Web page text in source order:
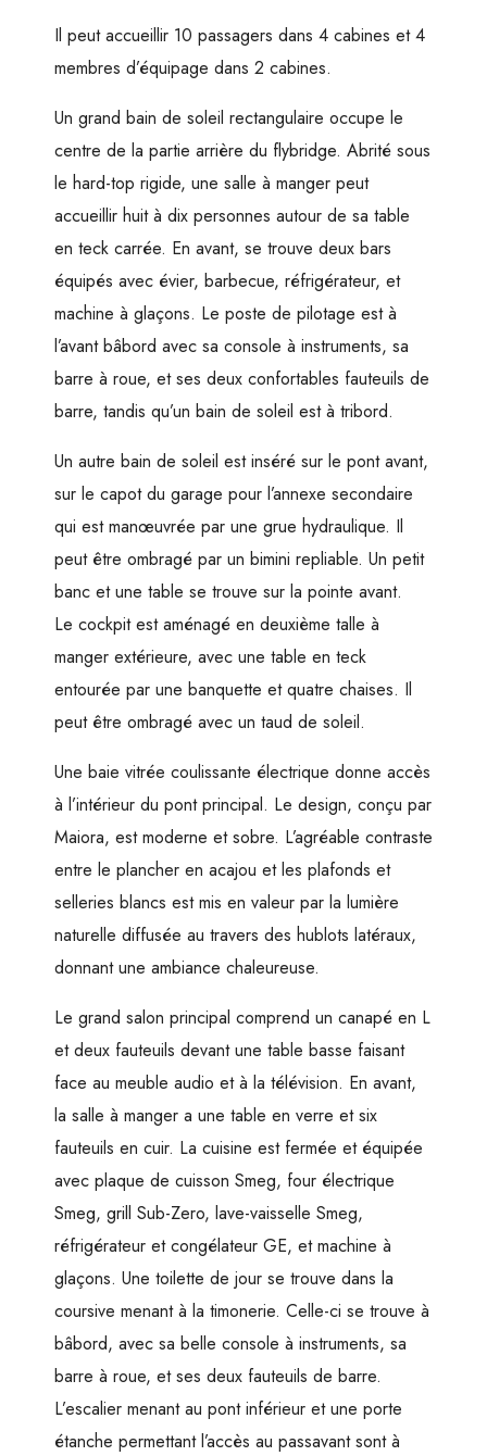
Il peut accueillir 10 passagers dans 4 cabines et 4
membres d’équipage dans 2 cabines.
Un grand bain de soleil rectangulaire occupe le
centre de la partie arrière du flybridge. Abrité sous
le hard-top rigide, une salle à manger peut
accueillir huit à dix personnes autour de sa table
en teck carrée. En avant, se trouve deux bars
équipés avec évier, barbecue, réfrigérateur, et
machine à glaçons. Le poste de pilotage est à
l’avant bâbord avec sa console à instruments, sa
barre à roue, et ses deux confortables fauteuils de
barre, tandis qu’un bain de soleil est à tribord.
Un autre bain de soleil est inséré sur le pont avant,
sur le capot du garage pour l’annexe secondaire
qui est manœuvrée par une grue hydraulique. Il
peut être ombragé par un bimini repliable. Un petit
banc et une table se trouve sur la pointe avant.
Le cockpit est aménagé en deuxième talle à
manger extérieure, avec une table en teck
entourée par une banquette et quatre chaises. Il
peut être ombragé avec un taud de soleil.
Une baie vitrée coulissante électrique donne accès
à l’intérieur du pont principal. Le design, conçu par
Maiora, est moderne et sobre. L’agréable contraste
entre le plancher en acajou et les plafonds et
selleries blancs est mis en valeur par la lumière
naturelle diffusée au travers des hublots latéraux,
donnant une ambiance chaleureuse.
Le grand salon principal comprend un canapé en L
et deux fauteuils devant une table basse faisant
face au meuble audio et à la télévision. En avant,
la salle à manger a une table en verre et six
fauteuils en cuir. La cuisine est fermée et équipée
avec plaque de cuisson Smeg, four électrique
Smeg, grill Sub-Zero, lave-vaisselle Smeg,
réfrigérateur et congélateur GE, et machine à
glaçons. Une toilette de jour se trouve dans la
coursive menant à la timonerie. Celle-ci se trouve à
bâbord, avec sa belle console à instruments, sa
barre à roue, et ses deux fauteuils de barre.
L’escalier menant au pont inférieur et une porte
étanche permettant l’accès au passavant sont à